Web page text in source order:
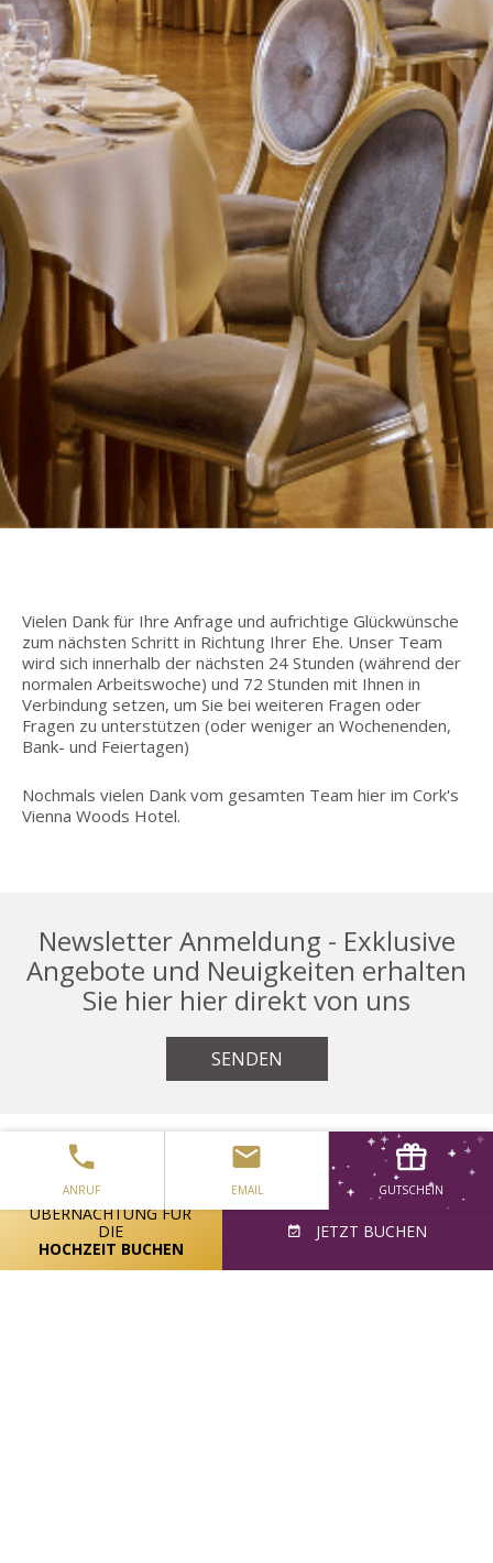
Vielen Dank für Ihre Anfrage und aufrichtige Glückwünsche
zum nächsten Schritt in Richtung Ihrer Ehe. Unser Team
wird sich innerhalb der nächsten 24 Stunden (während der
normalen Arbeitswoche) und 72 Stunden mit Ihnen in
Verbindung setzen, um Sie bei weiteren Fragen oder
Fragen zu unterstützen (oder weniger an Wochenenden,
Bank- und Feiertagen)
Nochmals vielen Dank vom gesamten Team hier im Cork's
Vienna Woods Hotel.
Newsletter Anmeldung - Exklusive
Angebote und Neuigkeiten erhalten
Sie hier hier direkt von uns
SENDEN
ANWEISUNGEN BEKOMMEN
ANRUF EMAIL GUTSCHEIN
ÜBERNACHTUNG FÜR
DIE
HOCHZEIT BUCHEN
JETZT BUCHEN